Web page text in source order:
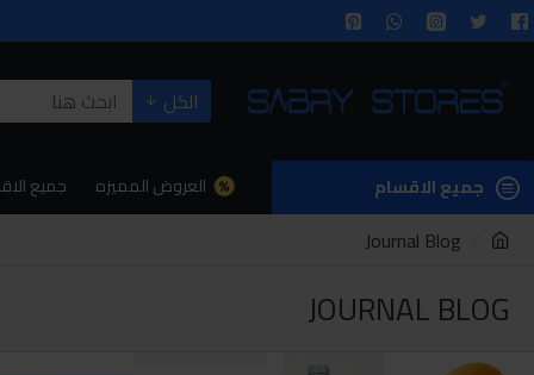
الكل
جميع الاقسام العروض المميزه جميع
Journal Blog
JOURNAL BLOG